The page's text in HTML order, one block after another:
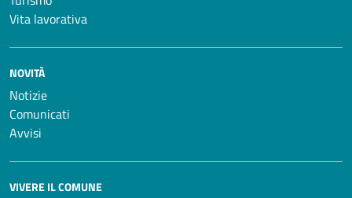
Vita lavorativa
NOVITÀ
Notizie
Comunicati
Avvisi
VIVERE IL COMUNE